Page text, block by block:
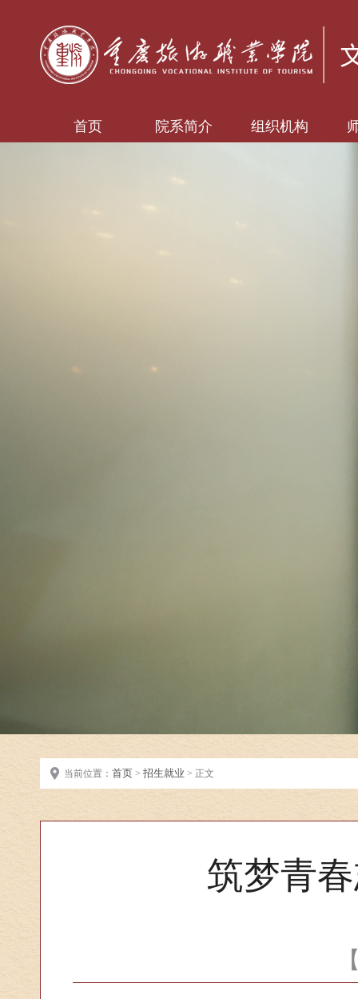
首页 院系简介 组织机构
当前位置： 首页 > 招生就业 > 正文
筑梦青